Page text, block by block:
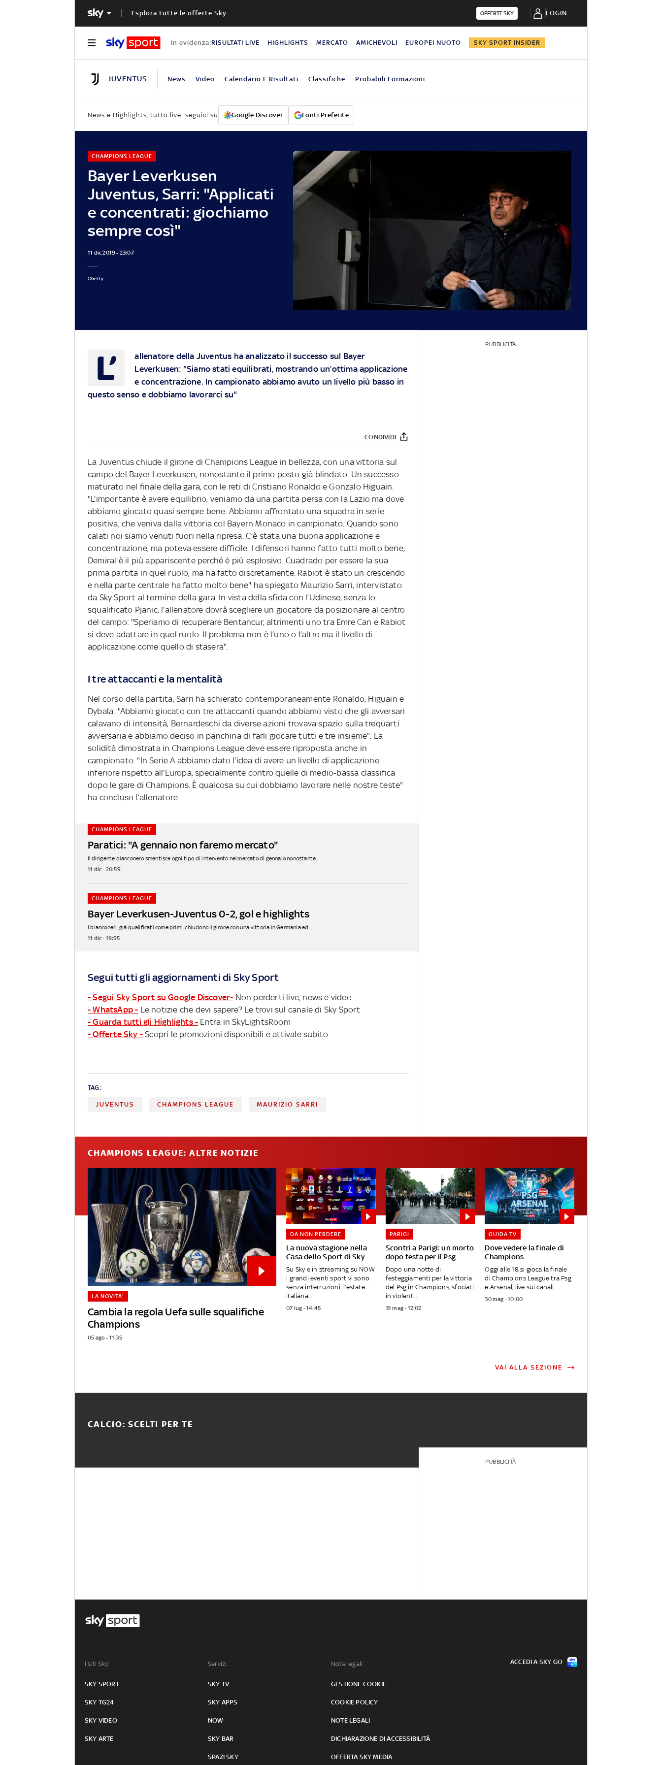
Esplora tutte le offerte Sky OFFERTE SKY LOGIN
In evidenza:RISULTATI LIVE HIGHLIGHTS MERCATO AMICHEVOLI EUROPEI NUOTO SKY SPORT INSIDER
JUVENTUS News Video Calendario E Risultati Classifiche Probabili Formazioni
News e Highlights, tutto live: seguici su Google Discover Fonti Preferite
Bayer Leverkusen
Juventus, Sarri: "Applicati
e concentrati: giochiamo
sempre così"
CHAMPIONS LEAGUE
11 dic 2019 - 23:07
©Getty
L’
allenatore della Juventus ha analizzato il successo sul Bayer
Leverkusen: "Siamo stati equilibrati, mostrando un’ottima applicazione
e concentrazione. In campionato abbiamo avuto un livello più basso in
questo senso e dobbiamo lavorarci su"
CONDIVIDI
La Juventus chiude il girone di Champions League in bellezza, con una vittoria sul
campo del Bayer Leverkusen, nonostante il primo posto già blindato. Un successo
maturato nel finale della gara, con le reti di Cristiano Ronaldo e Gonzalo Higuain.
"L’importante è avere equilibrio, veniamo da una partita persa con la Lazio ma dove
abbiamo giocato quasi sempre bene. Abbiamo affrontato una squadra in serie
positiva, che veniva dalla vittoria col Bayern Monaco in campionato. Quando sono
calati noi siamo venuti fuori nella ripresa. C’è stata una buona applicazione e
concentrazione, ma poteva essere difficile. I difensori hanno fatto tutti molto bene,
Demiral è il più appariscente perché è più esplosivo. Cuadrado per essere la sua
prima partita in quel ruolo, ma ha fatto discretamente. Rabiot è stato un crescendo
e nella parte centrale ha fatto molto bene" ha spiegato Maurizio Sarri, intervistato
da Sky Sport al termine della gara. In vista della sfida con l’Udinese, senza lo
squalificato Pjanic, l’allenatore dovrà scegliere un giocatore da posizionare al centro
del campo: "Speriamo di recuperare Bentancur, altrimenti uno tra Emre Can e Rabiot
si deve adattare in quel ruolo. Il problema non è l’uno o l’altro ma il livello di
applicazione come quello di stasera".
I tre attaccanti e la mentalità
Nel corso della partita, Sarri ha schierato contemporaneamente Ronaldo, Higuain e
Dybala: "Abbiamo giocato con tre attaccanti quando abbiamo visto che gli avversari
calavano di intensità, Bernardeschi da diverse azioni trovava spazio sulla trequarti
avversaria e abbiamo deciso in panchina di farli giocare tutti e tre insieme". La
solidità dimostrata in Champions League deve essere riproposta anche in
campionato. "In Serie A abbiamo dato l’idea di avere un livello di applicazione
inferiore rispetto all’Europa, specialmente contro quelle di medio-bassa classifica
dopo le gare di Champions. È qualcosa su cui dobbiamo lavorare nelle nostre teste"
ha concluso l’allenatore.
Paratici: "A gennaio non faremo mercato"
CHAMPIONS LEAGUE
Il dirigente bianconero smentisce ogni tipo di intervento nel mercato di gennaio nonostante...
11 dic - 20:59
Bayer Leverkusen-Juventus 0-2, gol e highlights
CHAMPIONS LEAGUE
I bianconeri, già qualificati come primi, chiudono il girone con una vittoria in Germania ed...
11 dic - 19:55
Segui tutti gli aggiornamenti di Sky Sport
- Segui Sky Sport su Google Discover- Non perderti live, news e video
- WhatsApp - Le notizie che devi sapere? Le trovi sul canale di Sky Sport
- Guarda tutti gli Highlights - Entra in SkyLightsRoom
- Offerte Sky - Scopri le promozioni disponibili e attivale subito
TAG:
JUVENTUS CHAMPIONS LEAGUE MAURIZIO SARRI
PUBBLICITÀ
CHAMPIONS LEAGUE: ALTRE NOTIZIE
Cambia la regola Uefa sulle squalifiche
Champions
LA NOVITA'
05 ago - 11:35
La nuova stagione nella
Casa dello Sport di Sky
DA NON PERDERE
Su Sky e in streaming su NOW
i grandi eventi sportivi sono
senza interruzioni: l’estate
italiana...
07 lug - 14:45
Scontri a Parigi: un morto
dopo festa per il Psg
PARIGI
Dopo una notte di
festeggiamenti per la vittoria
del Psg in Champions, sfociati
in violenti...
31 mag - 12:02
Dove vedere la finale di
Champions
GUIDA TV
Oggi alle 18 si gioca la finale
di Champions League tra Psg
e Arsenal, live sui canali...
30 mag - 10:00
VAI ALLA SEZIONE
CALCIO: SCELTI PER TE
PUBBLICITÀ
I siti Sky:
SKY SPORT
SKY TG24
SKY VIDEO
SKY ARTE
Servizi:
SKY TV
SKY APPS
NOW
SKY BAR
SPAZI SKY
Note legali:
GESTIONE COOKIE
COOKIE POLICY
NOTE LEGALI
DICHIARAZIONE DI ACCESSIBILITÀ
OFFERTA SKY MEDIA
ACCEDI A SKY GO